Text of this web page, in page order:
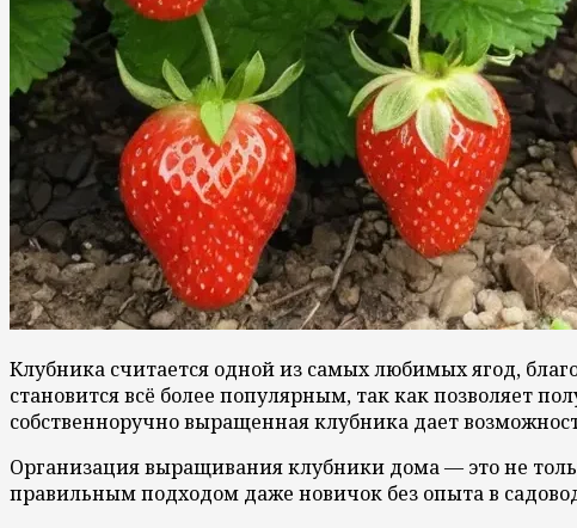
Клубника считается одной из самых любимых ягод,
становится всё более популярным, так как позволяет
собственноручно выращенная клубника дает
Организация выращивания клубники дома — это не
правильным подходом даже новичок без опыта в